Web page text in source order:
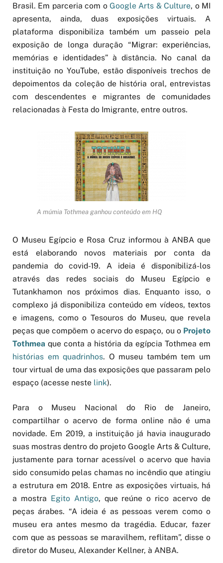
Brasil. Em parceria com o Google Arts & Culture, o MI
apresenta, ainda, duas exposições virtuais. A
plataforma disponibiliza também um passeio pela
exposição de longa duração “Migrar: experiências,
memórias e identidades” à distância. No canal da
instituição no YouTube, estão disponíveis trechos de
depoimentos da coleção de história oral, entrevistas
com descendentes e migrantes de comunidades
relacionadas à Festa do Imigrante, entre outros.
A múmia Tothmea ganhou conteúdo em HQ
O Museu Egípcio e Rosa Cruz informou à ANBA que
está elaborando novos materiais por conta da
pandemia do covid-19. A ideia é disponibilizá-los
através das redes sociais do Museu Egípcio e
Tutankhamon nos próximos dias. Enquanto isso, o
complexo já disponibiliza conteúdo em vídeos, textos
e imagens, como o Tesouros do Museu, que revela
peças que compõem o acervo do espaço, ou o Projeto
Tothmea que conta a história da egípcia Tothmea em
histórias em quadrinhos. O museu também tem um
tour virtual de uma das exposições que passaram pelo
espaço (acesse neste link).
Para o Museu Nacional do Rio de Janeiro,
compartilhar o acervo de forma online não é uma
novidade. Em 2019, a instituição já havia inaugurado
suas mostras dentro do projeto Google Arts & Culture,
justamente para tornar acessível o acervo que havia
sido consumido pelas chamas no incêndio que atingiu
a estrutura em 2018. Entre as exposições virtuais, há
a mostra Egito Antigo, que reúne o rico acervo de
peças árabes. “A ideia é as pessoas verem como o
museu era antes mesmo da tragédia. Educar, fazer
com que as pessoas se maravilhem, reflitam”, disse o
diretor do Museu, Alexander Kellner, à ANBA.